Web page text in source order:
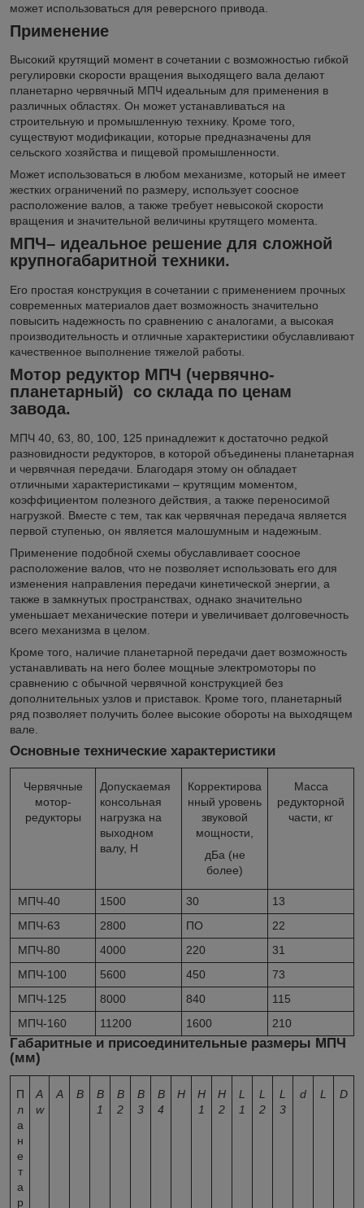
может использоваться для реверсного привода.
Применение
Высокий крутящий момент в сочетании с возможностью гибкой
регулировки скорости вращения выходящего вала делают
планетарно червячный МПЧ идеальным для применения в
различных областях. Он может устанавливаться на
строительную и промышленную технику. Кроме того,
существуют модификации, которые предназначены для
сельского хозяйства и пищевой промышленности.
Может использоваться в любом механизме, который не имеет
жестких ограничений по размеру, использует соосное
расположение валов, а также требует невысокой скорости
вращения и значительной величины крутящего момента.
МПЧ– идеальное решение для сложной
крупногабаритной техники.
Его простая конструкция в сочетании с применением прочных
современных материалов дает возможность значительно
повысить надежность по сравнению с аналогами, а высокая
производительность и отличные характеристики обуславливают
качественное выполнение тяжелой работы.
Мотор редуктор МПЧ (червячно-
планетарный) со склада по ценам
завода.
МПЧ 40, 63, 80, 100, 125 принадлежит к достаточно редкой
разновидности редукторов, в которой объединены планетарная
и червячная передачи. Благодаря этому он обладает
отличными характеристиками – крутящим моментом,
коэффициентом полезного действия, а также переносимой
нагрузкой. Вместе с тем, так как червячная передача является
первой ступенью, он является малошумным и надежным.
Применение подобной схемы обуславливает соосное
расположение валов, что не позволяет использовать его для
изменения направления передачи кинетической энергии, а
также в замкнутых пространствах, однако значительно
уменьшает механические потери и увеличивает долговечность
всего механизма в целом.
Кроме того, наличие планетарной передачи дает возможность
устанавливать на него более мощные электромоторы по
сравнению с обычной червячной конструкцией без
дополнительных узлов и приставок. Кроме того, планетарный
ряд позволяет получить более высокие обороты на выходящем
вале.
Основные технические характеристики
Червячные
мотор-
редукторы
Допускаемая
консольная
нагрузка на
выходном
валу, Н
Корректирова
нный уровень
звуковой
мощности,
дБа (не
более)
Масса
редукторной
части, кг
МПЧ-40 1500 30
13
МПЧ-63
2800 ПО
22
МПЧ-80
4000 220
31
МПЧ-100
5600 450
73
МПЧ-125
8000 840
115
МПЧ-160
11200 1600 210
Габаритные и присоединительные размеры МПЧ
(мм)
П
л
а
н
е
т
а
р
A
w
А В
B
1
B
2
В
3
В
4
H
H
1
H
2
L
1
L
2
L
3
d L D